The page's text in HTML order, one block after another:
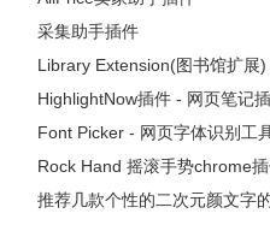
采集助手插件
Library Extension(图书馆扩展)
HighlightNow插件 - 网页笔记
Font Picker - 网页字体识别工
Rock Hand 摇滚手势chrome
推荐几款个性的二次元颜文字